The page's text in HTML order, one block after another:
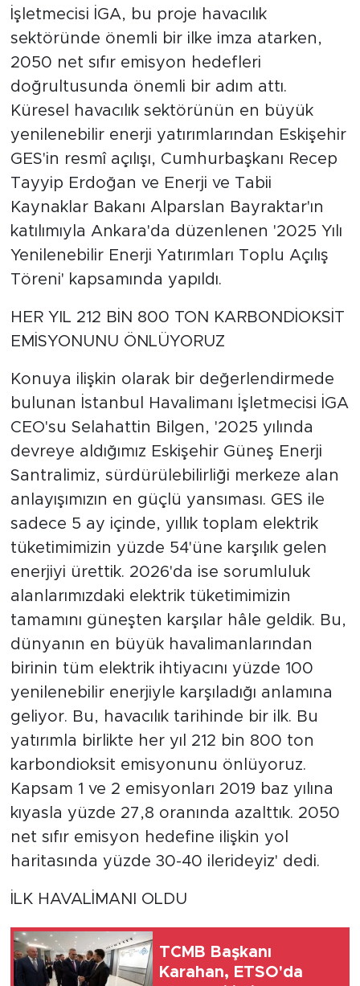
İşletmecisi İGA, bu proje havacılık
sektöründe önemli bir ilke imza atarken,
2050 net sıfır emisyon hedefleri
doğrultusunda önemli bir adım attı.
Küresel havacılık sektörünün en büyük
yenilenebilir enerji yatırımlarından Eskişehir
GES'in resmî açılışı, Cumhurbaşkanı Recep
Tayyip Erdoğan ve Enerji ve Tabii
Kaynaklar Bakanı Alparslan Bayraktar'ın
katılımıyla Ankara'da düzenlenen '2025 Yılı
Yenilenebilir Enerji Yatırımları Toplu Açılış
Töreni' kapsamında yapıldı.
HER YIL 212 BİN 800 TON KARBONDİOKSİT
EMİSYONUNU ÖNLÜYORUZ
Konuya ilişkin olarak bir değerlendirmede
bulunan İstanbul Havalimanı İşletmecisi İGA
CEO'su Selahattin Bilgen, '2025 yılında
devreye aldığımız Eskişehir Güneş Enerji
Santralimiz, sürdürülebilirliği merkeze alan
anlayışımızın en güçlü yansıması. GES ile
sadece 5 ay içinde, yıllık toplam elektrik
tüketimimizin yüzde 54'üne karşılık gelen
enerjiyi ürettik. 2026'da ise sorumluluk
alanlarımızdaki elektrik tüketimimizin
tamamını güneşten karşılar hâle geldik. Bu,
dünyanın en büyük havalimanlarından
birinin tüm elektrik ihtiyacını yüzde 100
yenilenebilir enerjiyle karşıladığı anlamına
geliyor. Bu, havacılık tarihinde bir ilk. Bu
yatırımla birlikte her yıl 212 bin 800 ton
karbondioksit emisyonunu önlüyoruz.
Kapsam 1 ve 2 emisyonları 2019 baz yılına
kıyasla yüzde 27,8 oranında azalttık. 2050
net sıfır emisyon hedefine ilişkin yol
haritasında yüzde 30-40 ilerideyiz' dedi.
İLK HAVALİMANI OLDU
TCMB Başkanı
Karahan, ETSO'da